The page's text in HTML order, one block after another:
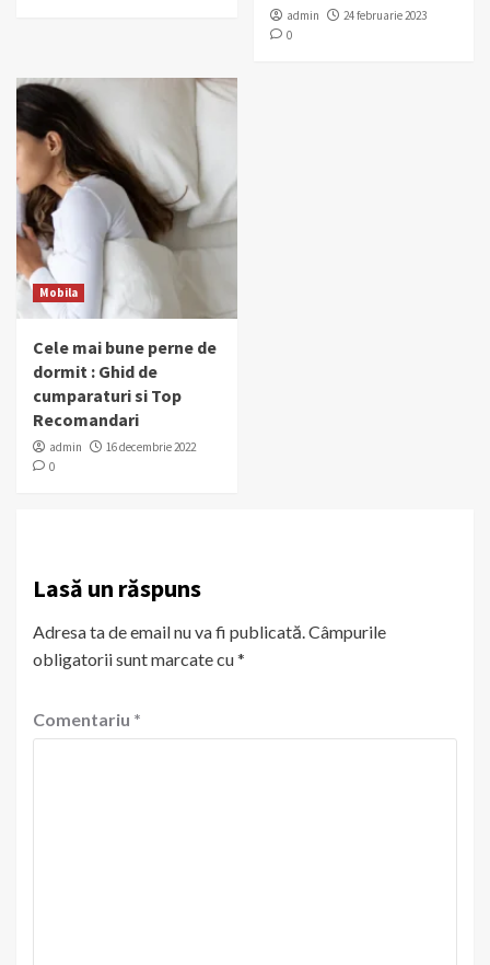
admin
24 februarie 2023
0
Mobila
Cele mai bune perne de
dormit : Ghid de
cumparaturi si Top
Recomandari
admin
16 decembrie 2022
0
Lasă un răspuns
Adresa ta de email nu va fi publicată.Câmpurile
obligatorii sunt marcate cu*
Comentariu *